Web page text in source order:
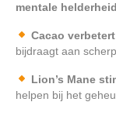
mentale
Cacao
bijdraagt aan
Lion’s Mane
helpen bij het